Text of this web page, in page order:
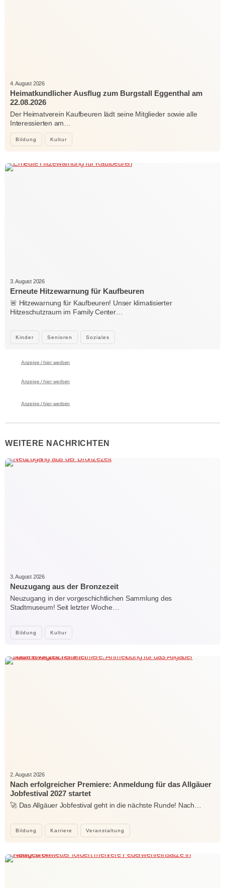
Bildung Kultur
4. August 2026
Heimatkundlicher Ausflug zum Burgstall Eggenthal am
22.08.2026
Der Heimatverein Kaufbeuren lädt seine Mitglieder sowie alle
Interessierten am…
Kinder Senioren Soziales
3. August 2026
Erneute Hitzewarnung für Kaufbeuren
🚨 Hitzewarnung für Kaufbeuren! Unser klimatisierter
Hitzeschutzraum im Family Center…
Anzeige / hier werben
Anzeige / hier werben
Anzeige / hier werben
WEITERE NACHRICHTEN
Bildung Kultur
3. August 2026
Neuzugang aus der Bronzezeit
Neuzugang in der vorgeschichtlichen Sammlung des
Stadtmuseum! Seit letzter Woche…
Bildung Karriere Veranstaltung
2. August 2026
Nach erfolgreicher Premiere: Anmeldung für das Allgäuer
Jobfestival 2027 startet
🚀 Das Allgäuer Jobfestival geht in die nächste Runde! Nach…